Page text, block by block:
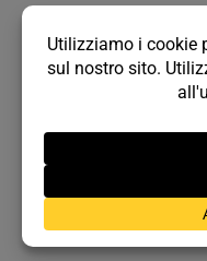
Una magnifica ed
permette di
eleganti le